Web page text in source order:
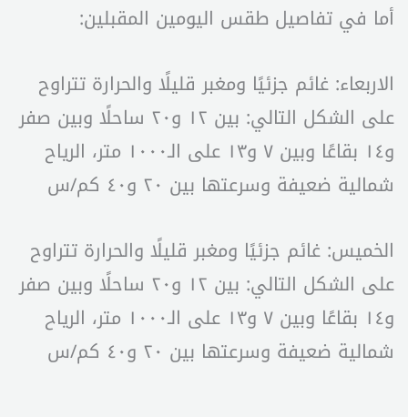
أما في تفاصيل طقس اليومين المقبلين:
الاربعاء: غائم جزئيًا ومغبر قليلًا والحرارة تتراوح
على الشكل التالي: بين ١٢ و٢٠ ساحلًا وبين صفر
و١٤ بقاعًا وبين ٧ و١٣ على الـ١٠٠٠ متر، الرياح
شمالية ضعيفة وسرعتها بين ٢٠ و٤٠ كم/س
الخميس: غائم جزئيًا ومغبر قليلًا والحرارة تتراوح
على الشكل التالي: بين ١٢ و٢٠ ساحلًا وبين صفر
و١٤ بقاعًا وبين ٧ و١٣ على الـ١٠٠٠ متر، الرياح
شمالية ضعيفة وسرعتها بين ٢٠ و٤٠ كم/س